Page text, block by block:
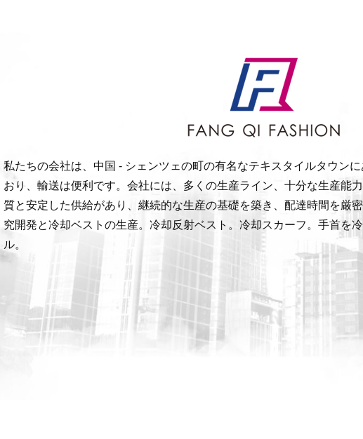
私たちの会社は、中国 - シェンツェの町の有名なテキスタイルタウン
おり、輸送は便利です。会社には、多くの生産ライン、十分な生産能
質と安定した供給があり、継続的な生産の基礎を築き、配達時間を厳
究開発と冷却ベストの生産。冷却反射ベスト。冷却スカーフ。手首を
ル。